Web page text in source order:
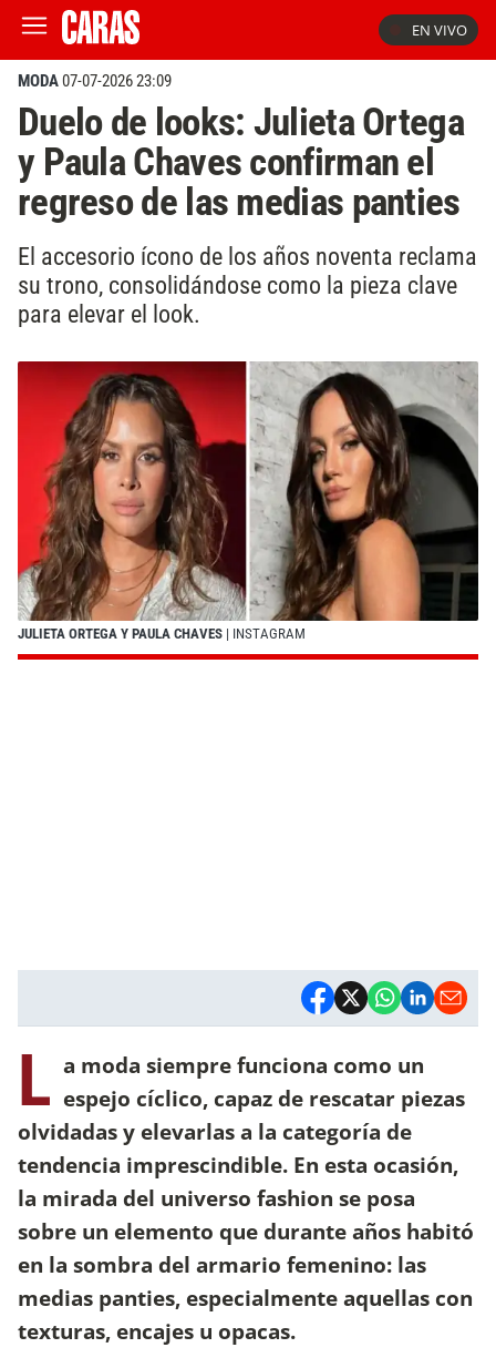
EN VIVO
MODA07-07-2026 23:09
Duelo de looks: Julieta Ortega
y Paula Chaves confirman el
regreso de las medias panties
El accesorio ícono de los años noventa reclama
su trono, consolidándose como la pieza clave
para elevar el look.
JULIETA ORTEGA Y PAULA CHAVES | INSTAGRAM
L a moda siempre funciona como un
espejo cíclico, capaz de rescatar piezas
olvidadas y elevarlas a la categoría de
tendencia imprescindible. En esta ocasión,
la mirada del universo fashion se posa
sobre un elemento que durante años habitó
en la sombra del armario femenino: las
medias panties, especialmente aquellas con
texturas, encajes u opacas.